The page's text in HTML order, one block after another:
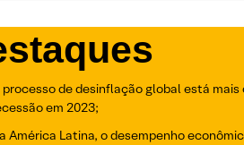
processo de desinflação global está
em 2023;
América Latina, o desempenho